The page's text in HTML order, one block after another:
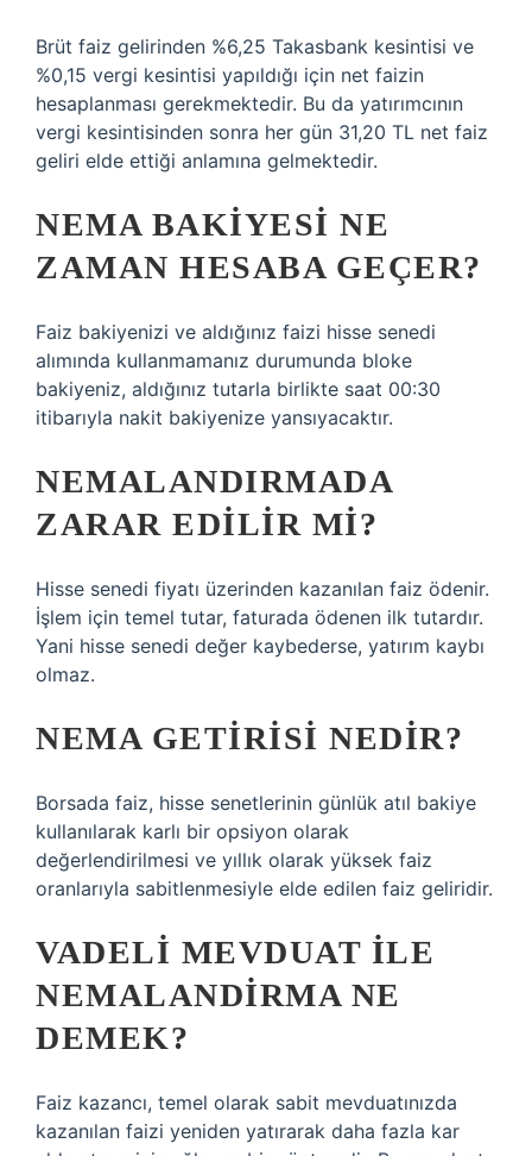
Brüt faiz gelirinden %6,25 Takasbank kesintisi ve
%0,15 vergi kesintisi yapıldığı için net faizin
hesaplanması gerekmektedir. Bu da yatırımcının
vergi kesintisinden sonra her gün 31,20 TL net faiz
geliri elde ettiği anlamına gelmektedir.
NEMA BAKIYESI NE
ZAMAN HESABA GEÇER?
Faiz bakiyenizi ve aldığınız faizi hisse senedi
alımında kullanmamanız durumunda bloke
bakiyeniz, aldığınız tutarla birlikte saat 00:30
itibarıyla nakit bakiyenize yansıyacaktır.
NEMALANDIRMADA
ZARAR EDILIR MI?
Hisse senedi fiyatı üzerinden kazanılan faiz ödenir.
İşlem için temel tutar, faturada ödenen ilk tutardır.
Yani hisse senedi değer kaybederse, yatırım kaybı
olmaz.
NEMA GETIRISI NEDIR?
Borsada faiz, hisse senetlerinin günlük atıl bakiye
kullanılarak karlı bir opsiyon olarak
değerlendirilmesi ve yıllık olarak yüksek faiz
oranlarıyla sabitlenmesiyle elde edilen faiz geliridir.
VADELI MEVDUAT ILE
NEMALANDIRMA NE
DEMEK?
Faiz kazancı, temel olarak sabit mevduatınızda
kazanılan faizi yeniden yatırarak daha fazla kar